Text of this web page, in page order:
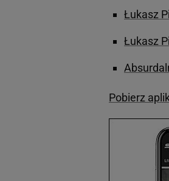
Łukasz
Łukasz
Pobierz